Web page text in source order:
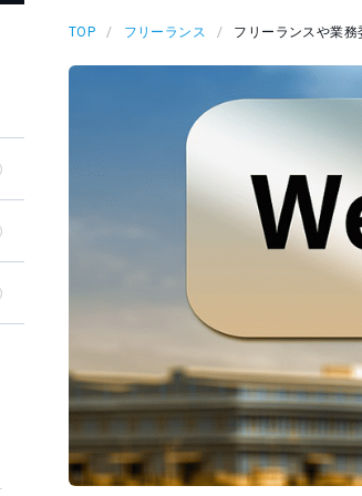
TOP フリーランス フリーランスや業